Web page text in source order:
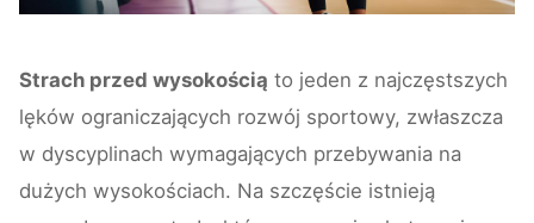
Strach przed wysokością to jeden z najczęstszych
lęków ograniczających rozwój sportowy, zwłaszcza
w dyscyplinach wymagających przebywania na
dużych wysokościach. Na szczęście istnieją